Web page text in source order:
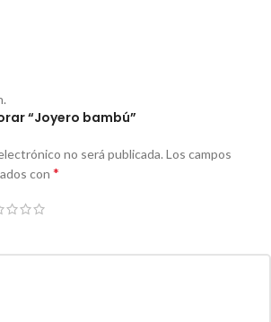
“Joyero bambú”
no será publicada. Los campos
con *